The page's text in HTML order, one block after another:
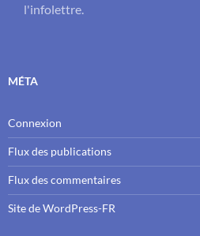
l'infolettre.
MÉTA
Connexion
Flux des publications
Flux des commentaires
Site de WordPress-FR